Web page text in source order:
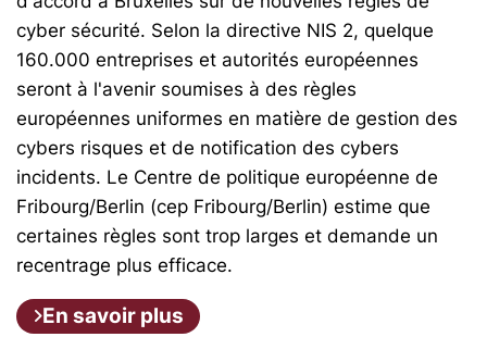
cyber sécurité. Selon la directive NIS 2, quelque
160.000 entreprises et autorités européennes
seront à l'avenir soumises à des règles
européennes uniformes en matière de gestion des
cybers risques et de notification des cybers
incidents. Le Centre de politique européenne de
Fribourg/Berlin (cep Fribourg/Berlin) estime que
certaines règles sont trop larges et demande un
recentrage plus efficace.
En savoir plus